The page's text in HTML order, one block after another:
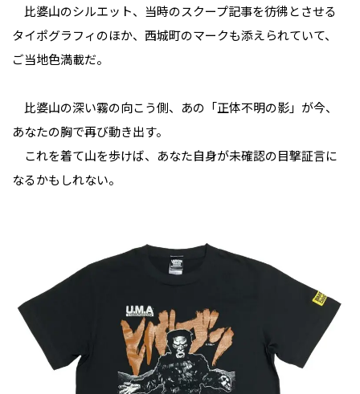
比婆山のシルエット、当時のスクープ記事を彷彿とさせる
タイポグラフィのほか、西城町のマークも添えられていて、
ご当地色満載だ。
比婆山の深い霧の向こう側、あの「正体不明の影」が今、
あなたの胸で再び動き出す。
これを着て山を歩けば、あなた自身が未確認の目撃証言に
なるかもしれない。